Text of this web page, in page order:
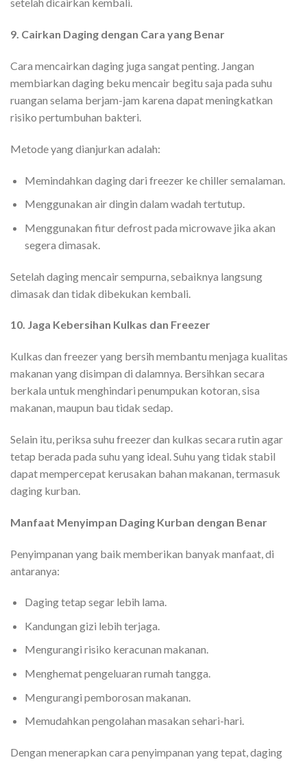
setelah dicairkan kembali.
9. Cairkan Daging dengan Cara yang Benar
Cara mencairkan daging juga sangat penting. Jangan
membiarkan daging beku mencair begitu saja pada suhu
ruangan selama berjam-jam karena dapat meningkatkan
risiko pertumbuhan bakteri.
Metode yang dianjurkan adalah:
Memindahkan daging dari freezer ke chiller semalaman.
Menggunakan air dingin dalam wadah tertutup.
Menggunakan fitur defrost pada microwave jika akan
segera dimasak.
Setelah daging mencair sempurna, sebaiknya langsung
dimasak dan tidak dibekukan kembali.
10. Jaga Kebersihan Kulkas dan Freezer
Kulkas dan freezer yang bersih membantu menjaga kualitas
makanan yang disimpan di dalamnya. Bersihkan secara
berkala untuk menghindari penumpukan kotoran, sisa
makanan, maupun bau tidak sedap.
Selain itu, periksa suhu freezer dan kulkas secara rutin agar
tetap berada pada suhu yang ideal. Suhu yang tidak stabil
dapat mempercepat kerusakan bahan makanan, termasuk
daging kurban.
Manfaat Menyimpan Daging Kurban dengan Benar
Penyimpanan yang baik memberikan banyak manfaat, di
antaranya:
Daging tetap segar lebih lama.
Kandungan gizi lebih terjaga.
Mengurangi risiko keracunan makanan.
Menghemat pengeluaran rumah tangga.
Mengurangi pemborosan makanan.
Memudahkan pengolahan masakan sehari-hari.
Dengan menerapkan cara penyimpanan yang tepat, daging